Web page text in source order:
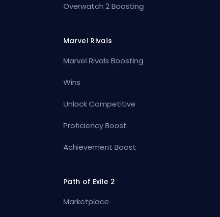
Overwatch 2 Boosting
Marvel Rivals
Marvel Rivals Boosting
Wins
Unlock Competitive
Proficiency Boost
Achievement Boost
Path of Exile 2
Marketplace